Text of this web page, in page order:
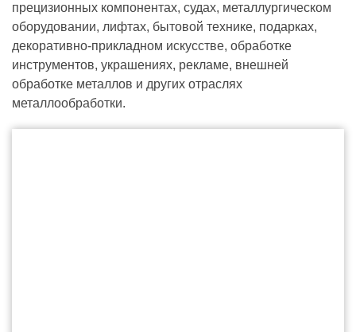
прецизионных компонентах, судах, металлургическом
оборудовании, лифтах, бытовой технике, подарках,
декоративно-прикладном искусстве, обработке
инструментов, украшениях, рекламе, внешней
обработке металлов и других отраслях
металлообработки.